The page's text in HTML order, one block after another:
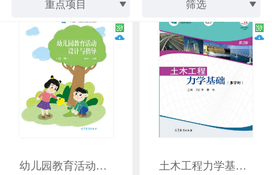
重点项目 筛选
幼儿园教育活动设计与指导（第二版） 土木工程力学基础（多学时）（第2版）